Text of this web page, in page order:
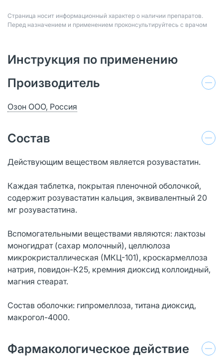
Страница носит информационный характер о наличии препаратов.
Перед назначением и применением проконсультируйтесь с врачом
Инструкция по применению
Производитель
Озон ООО, Россия
Состав
Действующим веществом является розувастатин.
Каждая таблетка, покрытая пленочной оболочкой,
содержит розувастатин кальция, эквивалентный 20
мг розувастатина.
Вспомогательными веществами являются: лактозы
моногидрат (сахар молочный), целлюлоза
микрокристаллическая (МКЦ-101), кроскармеллоза
натрия, повидон-К25, кремния диоксид коллоидный,
магния стеарат.
Состав оболочки: гипромеллоза, титана диоксид,
макрогол-4000.
Фармакологическое действие